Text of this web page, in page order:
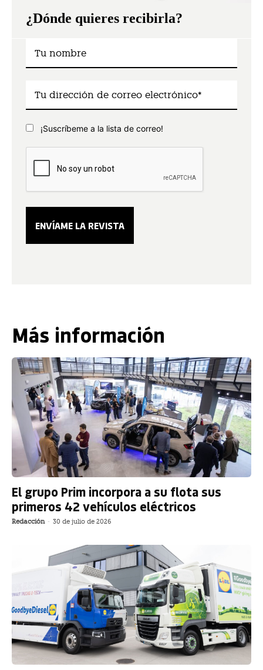
¿Dónde quieres recibirla?
¡Suscríbeme a la lista de correo!
Más información
El grupo Prim incorpora a su flota sus
primeros 42 vehículos eléctricos
Redacción - 30 de julio de 2026